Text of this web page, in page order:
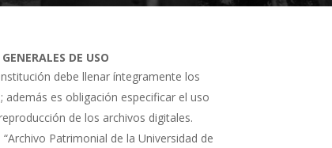
DE USO
debe llenar íntegramente los
además es obligación especificar el uso
de los archivos digitales.
Patrimonial de la Universidad de